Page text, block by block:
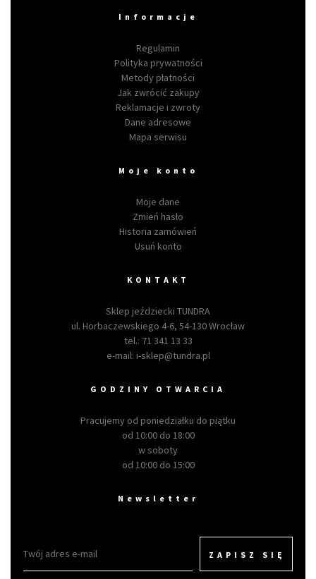
Informacje
Regulamin
Polityka prywatności
Metody płatności
Jak zwrócić zakupy
Reklamacje i zwroty
Dane adresowe
Mapa serwisu
Moje konto
Moje dane
Zmień hasło
Historia zamówień
Usuń konto
KONTAKT
Sklep jeździecki TUNDRA
ul. Horbaczewskiego 4-6, 54-130 Wrocław
tel.: 71 341 13 33
e-mail: i-sklep@tundra.pl
GODZINY OTWARCIA
Pracujemy od poniedziałku do piątku
od 10:00 do 18:00
w soboty
od 10:00 do 15:00
Newsletter
ZAPISZ SIĘ